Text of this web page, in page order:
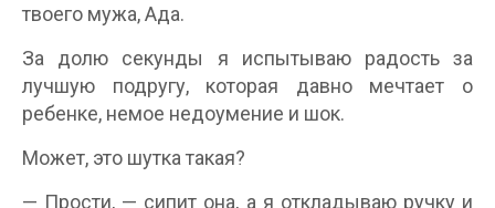
твоего мужа, Ада.
За долю секунды я испытываю радость за
лучшую подругу, которая давно мечтает о
ребенке, немое недоумение и шок.
Может, это шутка такая?
— Прости, — сипит она, а я откладываю ручку и